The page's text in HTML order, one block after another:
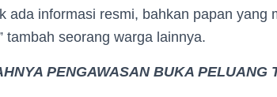
ada informasi resmi, bahkan papan yang
tambah seorang warga lainnya.
PENGAWASAN BUKA PELUANG